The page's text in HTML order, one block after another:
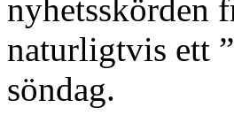
nyhetsskörden
naturligtvis ett
söndag.